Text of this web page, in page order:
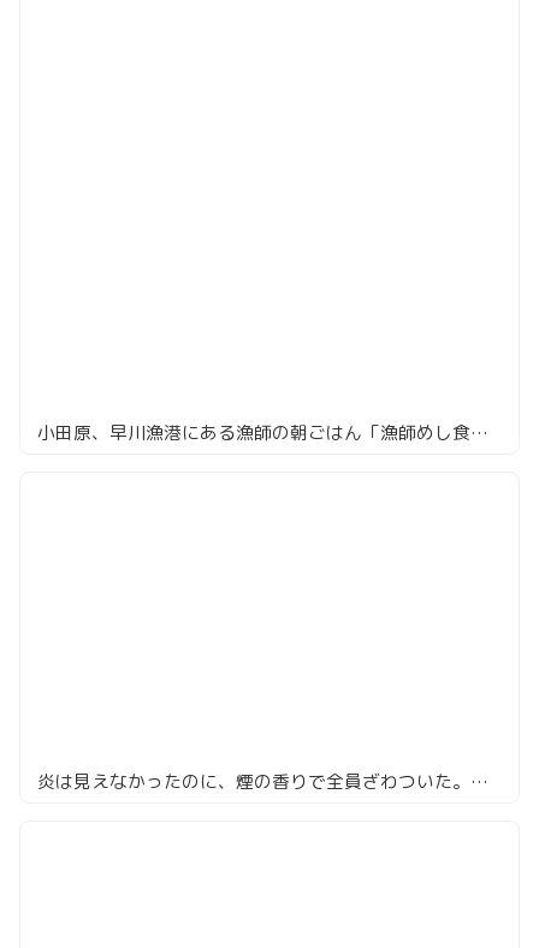
小田原、早川漁港にある漁師の朝ごはん「漁師めし食堂」
炎は見えなかったのに、煙の香りで全員ざわついた。恵比寿『ゆうゆ』の藁焼き鴨ドッグ